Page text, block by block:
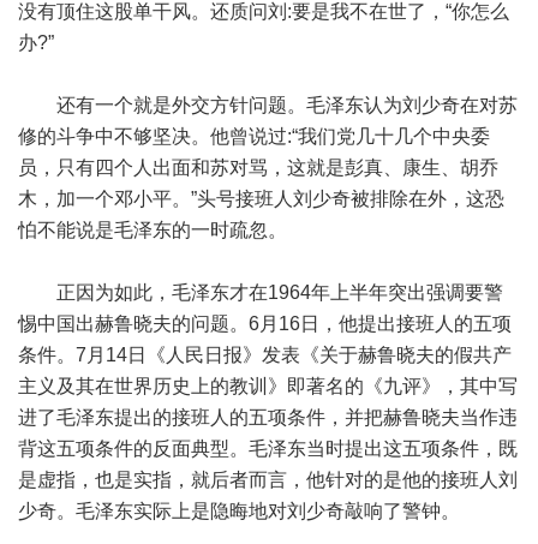
没有顶住这股单干风。还质问刘:要是我不在世了，“你怎么
办?”
还有一个就是外交方针问题。毛泽东认为刘少奇在对苏
修的斗争中不够坚决。他曾说过:“我们党几十几个中央委
员，只有四个人出面和苏对骂，这就是彭真、康生、胡乔
木，加一个邓小平。”头号接班人刘少奇被排除在外，这恐
怕不能说是毛泽东的一时疏忽。
正因为如此，毛泽东才在1964年上半年突出强调要警
惕中国出赫鲁晓夫的问题。6月16日，他提出接班人的五项
条件。7月14日《人民日报》发表《关于赫鲁晓夫的假共产
主义及其在世界历史上的教训》即著名的《九评》，其中写
进了毛泽东提出的接班人的五项条件，并把赫鲁晓夫当作违
背这五项条件的反面典型。毛泽东当时提出这五项条件，既
是虚指，也是实指，就后者而言，他针对的是他的接班人刘
少奇。毛泽东实际上是隐晦地对刘少奇敲响了警钟。